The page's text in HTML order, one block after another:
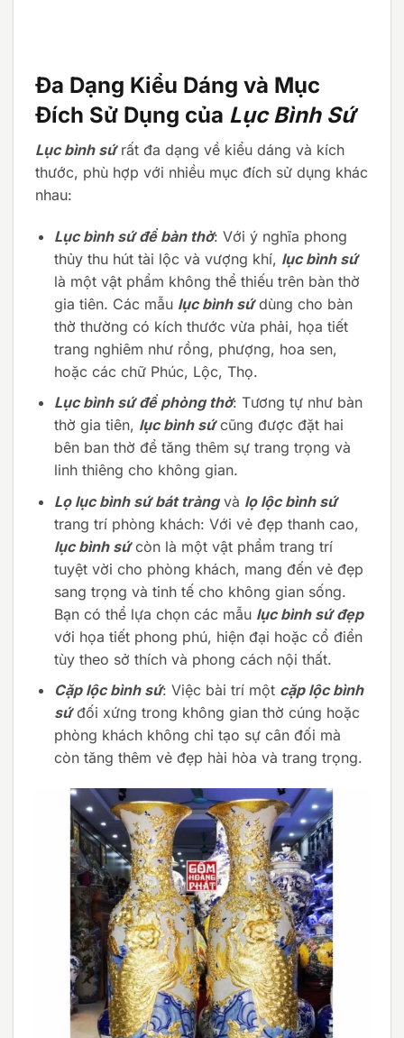
Đa Dạng Kiểu Dáng và Mục
Đích Sử Dụng của Lục Bình Sứ
Lục bình sứrất đa dạng về kiểu dáng và kích
thước, phù hợp với nhiều mục đích sử dụng khác
nhau:
Lục bình sứ để bàn thờ: Với ý nghĩa phong
thủy thu hút tài lộc và vượng khí, lục bình sứ
là một vật phẩm không thể thiếu trên bàn thờ
gia tiên. Các mẫu lục bình sứdùng cho bàn
thờ thường có kích thước vừa phải, họa tiết
trang nghiêm như rồng, phượng, hoa sen,
hoặc các chữ Phúc, Lộc, Thọ.
Lục bình sứ để phòng thờ: Tương tự như bàn
thờ gia tiên, lục bình sứcũng được đặt hai
bên ban thờ để tăng thêm sự trang trọng và
linh thiêng cho không gian.
Lọ lục bình sứ bát tràngvà lọ lộc bình sứ
trang trí phòng khách: Với vẻ đẹp thanh cao,
lục bình sứcòn là một vật phẩm trang trí
tuyệt vời cho phòng khách, mang đến vẻ đẹp
sang trọng và tinh tế cho không gian sống.
Bạn có thể lựa chọn các mẫu lục bình sứ đẹp
với họa tiết phong phú, hiện đại hoặc cổ điển
tùy theo sở thích và phong cách nội thất.
Cặp lộc bình sứ: Việc bài trí một cặp lộc bình
sứđối xứng trong không gian thờ cúng hoặc
phòng khách không chỉ tạo sự cân đối mà
còn tăng thêm vẻ đẹp hài hòa và trang trọng.